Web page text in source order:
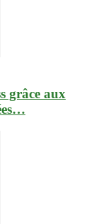
grâce aux